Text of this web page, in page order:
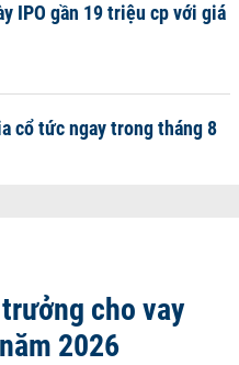
IPO gần 19 triệu cp với giá
cổ tức ngay trong tháng 8
cho vay
2026